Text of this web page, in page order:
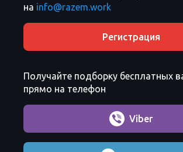
на info@razem.work
Регистрация
Получайте подборку бесплатных
прямо на телефон
Viber